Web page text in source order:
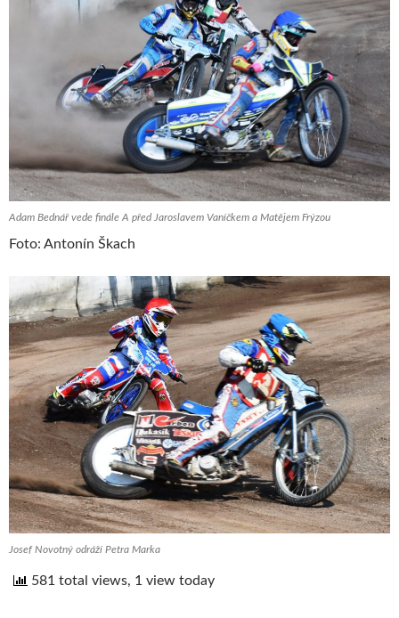
Adam Bednář vede finále A před Jaroslavem Vaníčkem a Matějem Frýzou
Foto: Antonín Škach
Josef Novotný odráží Petra Marka
581 total views, 1 view today